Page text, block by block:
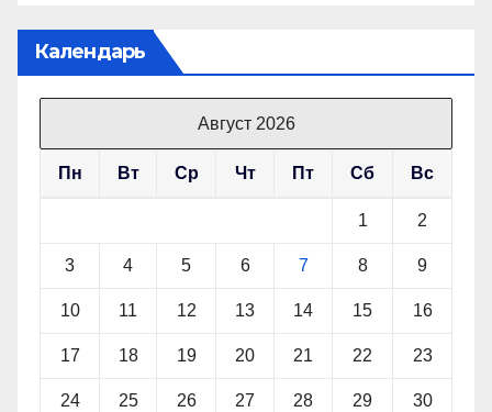
Календарь
Август 2026
Пн Вт Ср Чт Пт Сб Вс
1 2
3 4 5 6 7 8 9
10 11 12 13 14 15 16
17 18 19 20 21 22 23
24 25 26 27 28 29 30